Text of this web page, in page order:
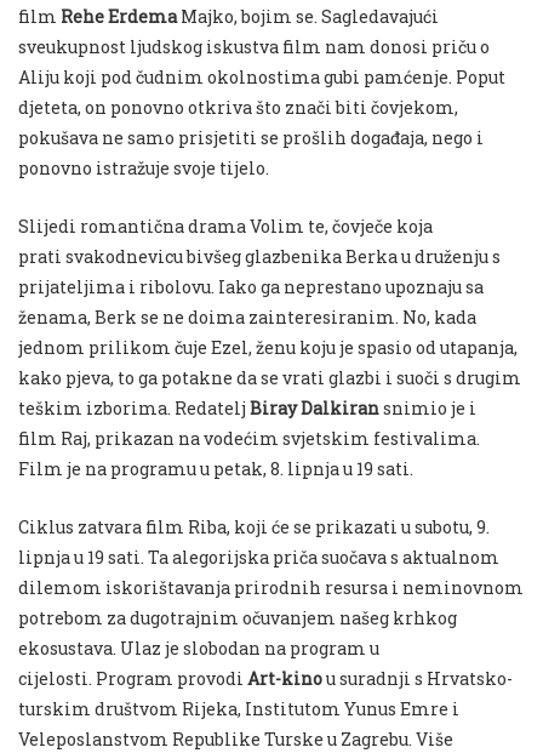
film Rehe ErdemaMajko,bojim se. Sagledavajući
sveukupnost ljudskog iskustva film nam donosi priču o
Aliju koji pod čudnim okolnostima gubi pamćenje. Poput
djeteta, on ponovno otkriva što znači biti čovjekom,
pokušava ne samo prisjetiti se prošlih događaja, nego i
ponovno istražuje svoje tijelo.
Slijedi romantična dramaVolim te, čovječe koja
prati svakodnevicu bivšeg glazbenika Berka u druženju s
prijateljima i ribolovu. Iako ga neprestano upoznaju sa
ženama, Berk se ne doima zainteresiranim. No, kada
jednom prilikom čuje Ezel, ženu koju je spasio od utapanja,
kako pjeva, to ga potakne da se vrati glazbi i suoči s drugim
teškim izborima. Redatelj BirayDalkiransnimio je i
film Raj, prikazan na vodećim svjetskim festivalima.
Film je na programu u petak, 8. lipnja u 19 sati.
Ciklus zatvara film Riba, koji će se prikazati u subotu, 9.
lipnja u 19 sati. Ta alegorijska priča suočava s aktualnom
dilemom iskorištavanja prirodnih resursa i neminovnom
potrebom za dugotrajnim očuvanjem našeg krhkog
ekosustava. Ulaz je slobodan na program u
cijelosti. Program provodi Art-kinou suradnji s Hrvatsko-
turskim društvom Rijeka, Institutom Yunus Emre i
Veleposlanstvom Republike Turske u Zagrebu. Više